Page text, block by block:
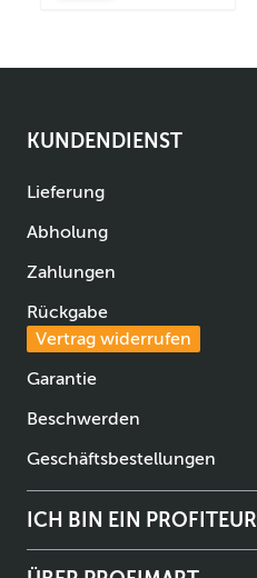
KUNDENDIENST
Lieferung
Abholung
Zahlungen
Rückgabe
Vertrag widerrufen
Garantie
Beschwerden
Geschäftsbestellungen
ICH BIN EIN PROFITEUR